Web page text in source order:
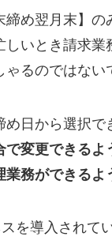
締め翌月末】の
しいとき請求業
るのではない
め日から選択で
で変更できるよ
業務ができるよ
を導入されて